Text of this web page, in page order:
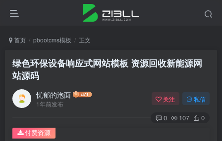
首页 pbootcms模板 正文
绿色环保设备响应式网站模板 资源回收新能源网
站源码
忧郁的泡面
1年前发布
关注 私信
0 107 0
付费资源